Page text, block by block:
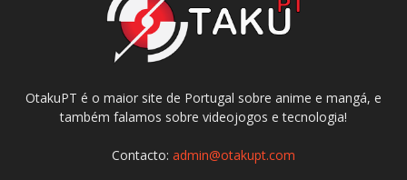
OtakuPT é o maior site de Portugal sobre anime e mangá, e
também falamos sobre videojogos e tecnologia!
Contacto: admin@otakupt.com